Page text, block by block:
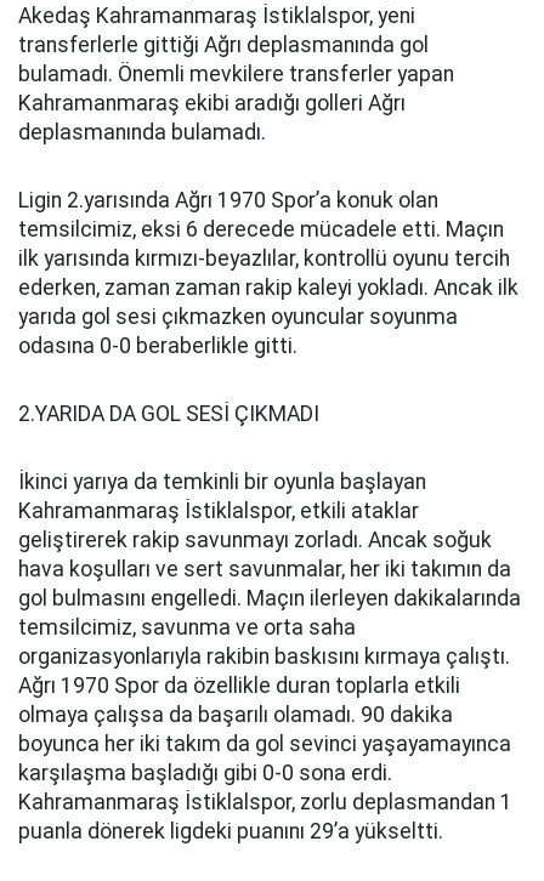
Akedaş Kahramanmaraş İstiklalspor, yeni
transferlerle gittiği Ağrı deplasmanında gol
bulamadı. Önemli mevkilere transferler yapan
Kahramanmaraş ekibi aradığı golleri Ağrı
deplasmanında bulamadı.
Ligin 2.yarısında Ağrı 1970 Spor’a konuk olan
temsilcimiz, eksi 6 derecede mücadele etti. Maçın
ilk yarısında kırmızı-beyazlılar, kontrollü oyunu tercih
ederken, zaman zaman rakip kaleyi yokladı. Ancak ilk
yarıda gol sesi çıkmazken oyuncular soyunma
odasına 0-0 beraberlikle gitti.
2.YARIDA DA GOL SESİ ÇIKMADI
İkinci yarıya da temkinli bir oyunla başlayan
Kahramanmaraş İstiklalspor, etkili ataklar
geliştirerek rakip savunmayı zorladı. Ancak soğuk
hava koşulları ve sert savunmalar, her iki takımın da
gol bulmasını engelledi. Maçın ilerleyen dakikalarında
temsilcimiz, savunma ve orta saha
organizasyonlarıyla rakibin baskısını kırmaya çalıştı.
Ağrı 1970 Spor da özellikle duran toplarla etkili
olmaya çalışsa da başarılı olamadı. 90 dakika
boyunca her iki takım da gol sevinci yaşayamayınca
karşılaşma başladığı gibi 0-0 sona erdi.
Kahramanmaraş İstiklalspor, zorlu deplasmandan 1
puanla dönerek ligdeki puanını 29’a yükseltti.